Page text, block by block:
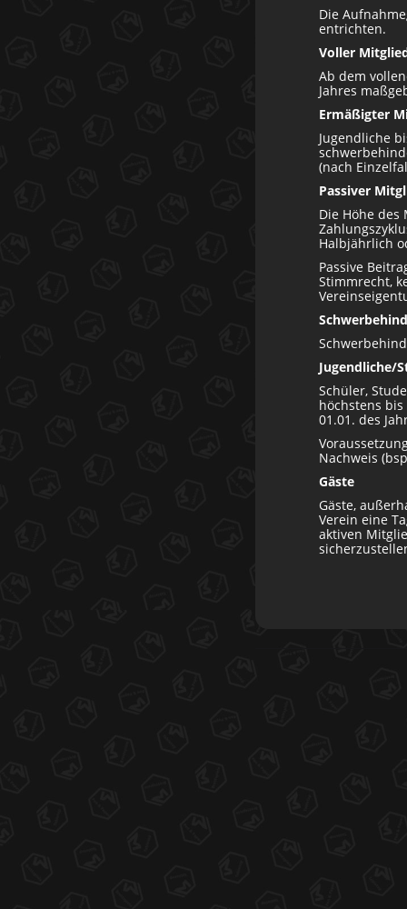
Die
entrichten.
Voller
Ab dem
Jahres
Ermäßigter
Jugendliche
(nach
Passiver
Die Höhe
Halbjährlich
Passive
Stimmrecht,
Jugendliche/
Schüler,
höchstens
01.01. des
Nachweis
Gäste
Gäste,
Verein eine
aktiven